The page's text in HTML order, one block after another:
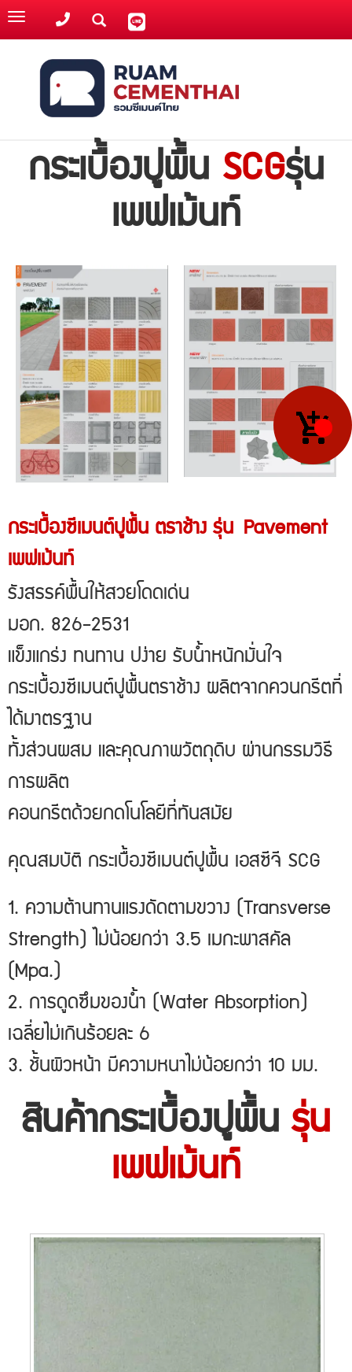
Toggle
navigation
กระเบื้องปูพื้น SCGรุ่น
เพฟเม้นท์
กระเบื้องซีเมนต์ปูพื้น ตราช้าง รุ่น
Pavement
เพฟเม้นท์
รังสรรค์พื้นให้สวยโดดเด่น
มอก. 826-2531
แข็งแกร่ง ทนทาน ปง่าย รับน้ำหนักมั่นใจ
กระเบื้องซีเมนต์ปูพื้นตราช้าง ผลิตจากควนกรีตที่
ได้มาตรฐาน
ทั้งส่วนผสม และคุณภาพวัตถุดิบ ผ่านกรรมวิธี
การผลิต
คอนกรีตด้วยกดโนโลยีที่ทันสมัย
คุณสมบัติ กระเบื้องซีเมนต์ปูพื้น เอสซีจี SCG
1. ความต้านทานแรงดัดตามขวาง (Transverse
Strength) ไม่น้อยกว่า 3.5 เมกะพาสคัล
(Mpa.)
2. การดูดซึมของน้ำ (Water Absorption)
เฉลี่ยไม่เกินร้อยละ 6
3. ชั้นผิวหน้า มีความหนาไม่น้อยกว่า 10 มม.
สินค้ากระเบื้องปูพื้นรุ่น
เพฟเม้นท์